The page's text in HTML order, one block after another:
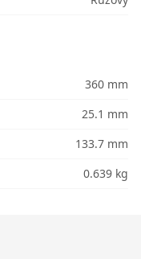
360 mm
25.1 mm
133.7 mm
0.639 kg